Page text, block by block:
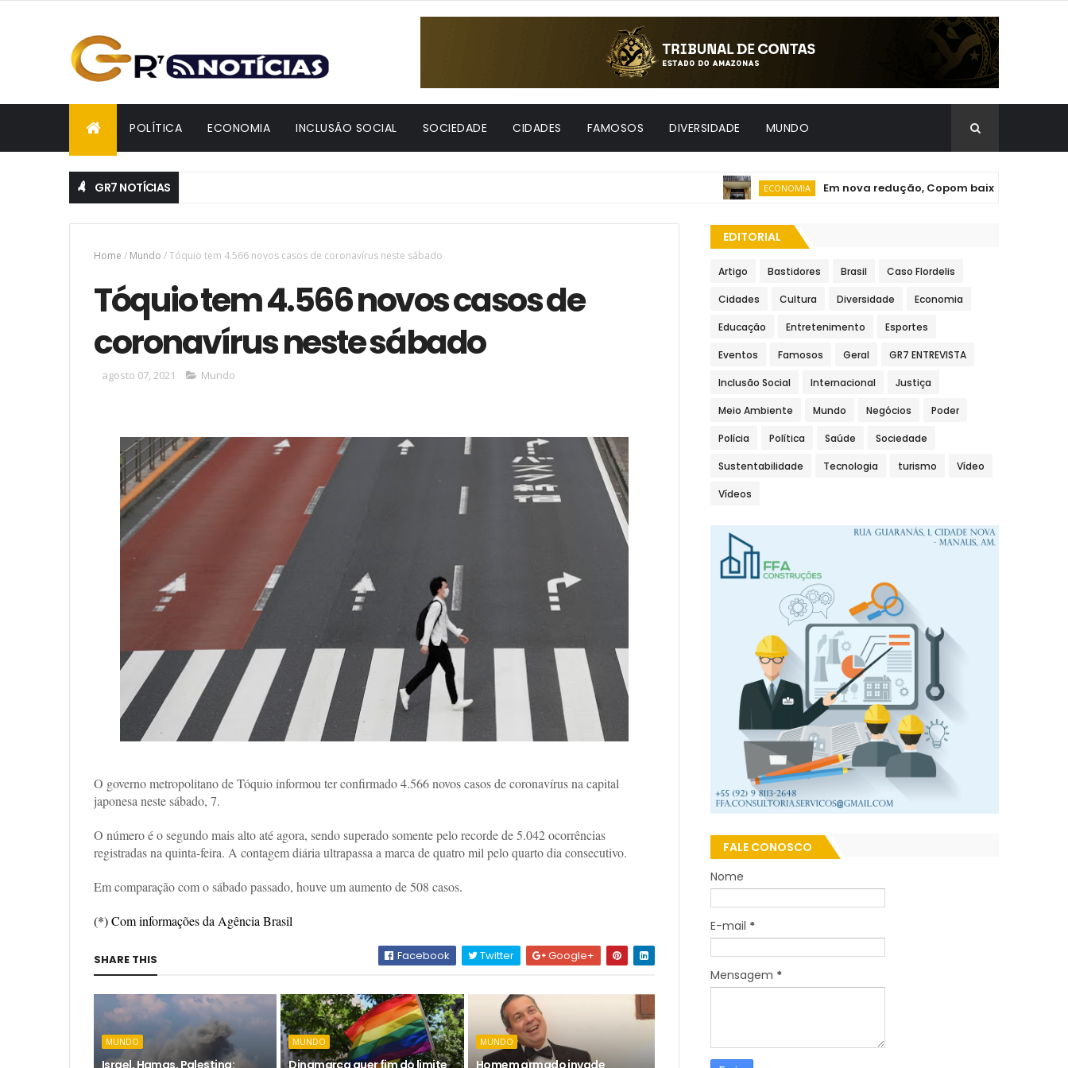
POLÍTICA ECONOMIA INCLUSÃO SOCIAL SOCIEDADE CIDADES FAMOSOS DIVERSIDADE MUNDO
GR7 NOTÍCIAS ECONOMIA
Em nova redução, Copom baixa taxa Selic
Home / Mundo /Tóquio tem 4.566 novos casos de coronavírus neste sábado
Tóquio tem 4.566 novos casos de
coronavírus neste sábado
agosto 07, 2021 Mundo
O governo metropolitano de Tóquio informou ter confirmado 4.566 novos casos de coronavírus na capital
japonesa neste sábado, 7.
O número é o segundo mais alto até agora, sendo superado somente pelo recorde de 5.042 ocorrências
registradas na quinta-feira. A contagem diária ultrapassa a marca de quatro mil pelo quarto dia consecutivo.
Em comparação com o sábado passado, houve um aumento de 508 casos.
(*) Com informações da Agência Brasil
SHARE THIS Facebook Twitter Google+
MUNDO
Israel, Hamas, Palestina:
MUNDO
Dinamarca quer fim do limite
MUNDO
Homem armado invade
EDITORIAL
Artigo Bastidores Brasil Caso Flordelis
Cidades Cultura Diversidade Economia
Educação Entretenimento Esportes
Eventos Famosos Geral GR7 ENTREVISTA
Inclusão Social Internacional Justiça
Meio Ambiente Mundo Negócios Poder
Polícia Política Saúde Sociedade
Sustentabilidade Tecnologia turismo Vídeo
Vídeos
FALE CONOSCO
Nome
E-mail *
Mensagem *